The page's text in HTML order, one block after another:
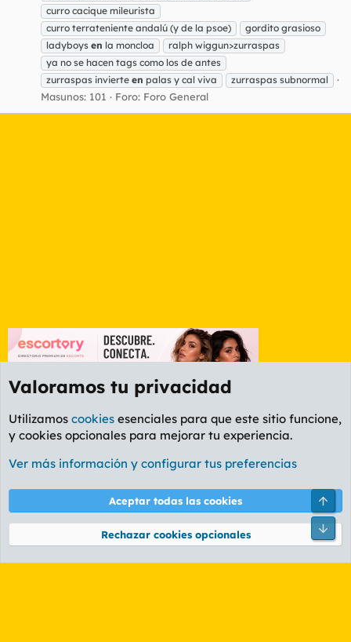
curro cacique mileurista
curro terrateniente andalú (y de la psoe)
gordito grasioso
ladyboys en la moncloa
ralph wiggun>zurraspas
ya no se hacen tags como los de antes
zurraspas invierte en palas y cal viva zurraspas subnormal
Masunos: 101 Foro: Foro General
Etiquetas
Cookies
PL OLDSTYLE AMARILLO
Términos y reglas Política de privacidad Ayuda
Community platform by XenForo® © 2010-2026 XenForo Ltd.
Valoramos tu privacidad
Utilizamos cookies esenciales para que este sitio funcione,
y cookies opcionales para mejorar tu experiencia.
Ver más información y configurar tus preferencias
Aceptar todas las cookies
Rechazar cookies opcionales
Pie